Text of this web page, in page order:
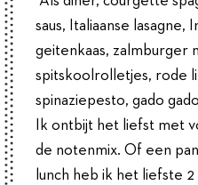
saus, Italiaanse lasagne,
geitenkaas, zalmburger
spitskoolrolletjes, rode
spinaziepesto, gado
Ik ontbijt het liefst met
de notenmix. Of een
lunch heb ik het liefste